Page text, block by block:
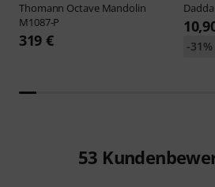
Thomann Octave Mandolin
M1087-P
319 € -31%
53